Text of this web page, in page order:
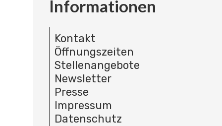
Informationen
Kontakt
Öffnungszeiten
Stellenangebote
Newsletter
Presse
Impressum
Datenschutz